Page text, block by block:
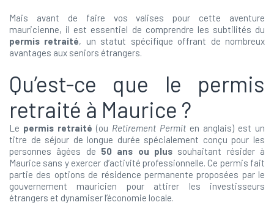
Mais avant de faire vos valises pour cette aventure
mauricienne, il est essentiel de comprendre les subtilités du
permis retraité, un statut spécifique offrant de nombreux
avantages aux seniors étrangers.
Qu’est-ce que le permis
retraité à Maurice ?
Le permis retraité (ou Retirement Permit en anglais) est un
titre de séjour de longue durée spécialement conçu pour les
personnes âgées de 50 ans ou plus souhaitant résider à
Maurice sans y exercer d’activité professionnelle. Ce permis fait
partie des options de résidence permanente proposées par le
gouvernement mauricien pour attirer les investisseurs
étrangers et dynamiser l’économie locale.